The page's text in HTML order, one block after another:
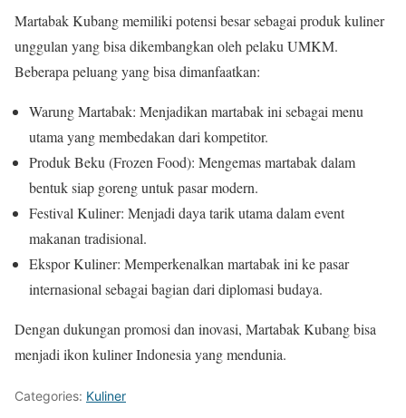
Martabak Kubang memiliki potensi besar sebagai produk kuliner
unggulan yang bisa dikembangkan oleh pelaku UMKM.
Beberapa peluang yang bisa dimanfaatkan:
Warung Martabak: Menjadikan martabak ini sebagai menu
utama yang membedakan dari kompetitor.
Produk Beku (Frozen Food): Mengemas martabak dalam
bentuk siap goreng untuk pasar modern.
Festival Kuliner: Menjadi daya tarik utama dalam event
makanan tradisional.
Ekspor Kuliner: Memperkenalkan martabak ini ke pasar
internasional sebagai bagian dari diplomasi budaya.
Dengan dukungan promosi dan inovasi, Martabak Kubang bisa
menjadi ikon kuliner Indonesia yang mendunia.
Categories: Kuliner